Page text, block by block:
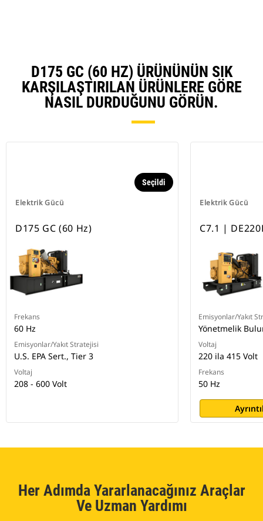
D175 GC (60 HZ) ÜRÜNÜNÜN SIK
KARŞILAŞTIRILAN ÜRÜNLERE GÖRE
NASIL DURDUĞUNU GÖRÜN.
Elektrik Gücü
Seçildi
D175 GC (60 Hz)
Frekans
60 Hz
Emisyonlar/Yakıt Stratejisi
U.S. EPA Sert., Tier 3
Voltaj
208 - 600 Volt
Elektrik Gücü
C7.1 |
Emisyonlar/Yakıt
Yönetmelik
Voltaj
220 ila 415 Volt
Frekans
50 Hz
Her Adımda Yararlanacağınız Araçlar
Ve Uzman Yardımı